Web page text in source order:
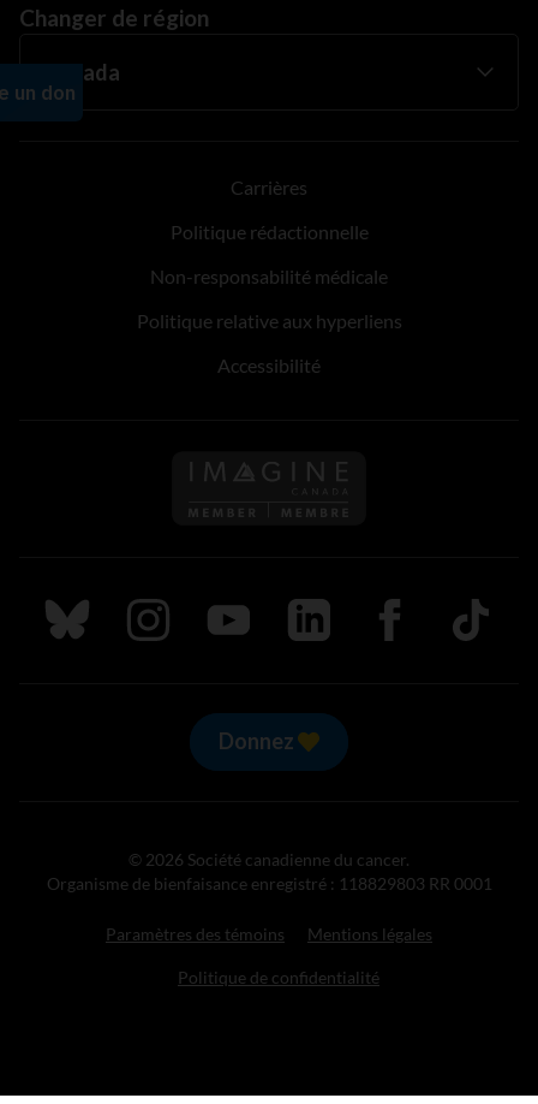
Changer de région
Carrières
Politique rédactionnelle
Non-responsabilité médicale
Politique relative aux hyperliens
Accessibilité
Suivez nous sur Bluesky
Suivez nous sur Instagram
Suivez nous sur Youtube
Suivez nous sur LinkedIn
Suivez nous sur
TikTok
Donnez
© 2026 Société canadienne du cancer.
Organisme de bienfaisance enregistré : 118829803 RR 0001
Paramètres des témoins Mentions légales
Politique de confidentialité